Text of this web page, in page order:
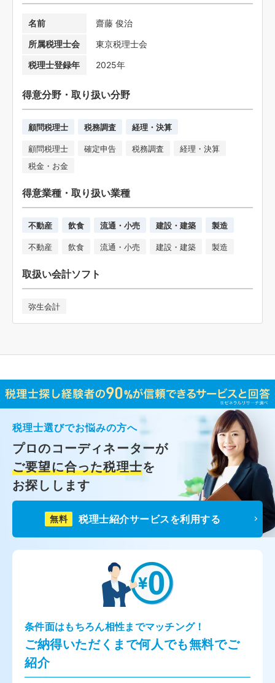
名前
齋藤 俊治
所属税理士会
東京税理士会
税理士登録年
2025年
得意分野・取り扱い分野
顧問税理士 税務調査 経理・決算
顧問税理士 確定申告 税務調査
経理・決算
税金・お金
得意業種・取り扱い業種
不動産 飲食 流通・小売 建設・建築 製造
不動産 飲食 流通・小売 建設・建築 製造
取扱い会計ソフト
弥生会計
税理士選びでお悩みの方へ
プロのコーディネーターが
ご要望に合った税理士を
お探しします
無料 税理士紹介サービスを利用する
条件面はもちろん相性までマッチング！
ご納得いただくまで何人でも無料でご
紹介